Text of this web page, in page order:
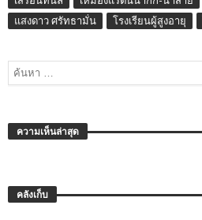
แสงดาว ศรัทธามั่น
โรงเรียนผู้สูงอายุ
ความเห็นล่าสุด
คลังเก็บ